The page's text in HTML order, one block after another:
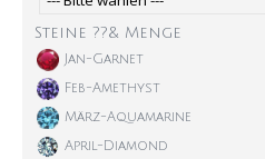
Steine ??& Menge
Jan-Garnet
Feb-Amethyst
März-Aquamarine
April-Diamond